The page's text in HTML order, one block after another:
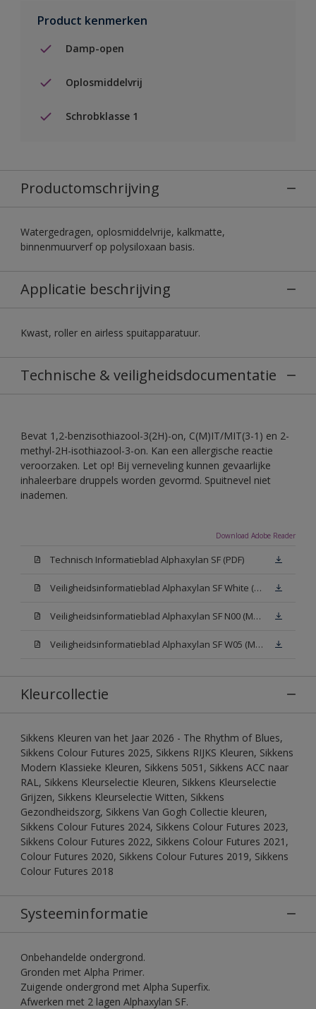
Product kenmerken
Damp-open
Oplosmiddelvrij
Schrobklasse 1
Productomschrijving
Watergedragen, oplosmiddelvrije, kalkmatte,
binnenmuurverf op polysiloxaan basis.
Applicatie beschrijving
Kwast, roller en airless spuitapparatuur.
Technische & veiligheidsdocumentatie
Bevat 1,2-benzisothiazool-3(2H)-on, C(M)IT/MIT(3-1) en 2-
methyl-2H-isothiazool-3-on. Kan een allergische reactie
veroorzaken. Let op! Bij verneveling kunnen gevaarlijke
inhaleerbare druppels worden gevormd. Spuitnevel niet
inademen.
Download Adobe Reader
Technisch Informatieblad Alphaxylan SF (PDF)
Veiligheidsinformatieblad Alphaxylan SF White (MSDS)
Veiligheidsinformatieblad Alphaxylan SF N00 (MSDS)
Veiligheidsinformatieblad Alphaxylan SF W05 (MSDS)
Kleurcollectie
Sikkens Kleuren van het Jaar 2026 - The Rhythm of Blues,
Sikkens Colour Futures 2025, Sikkens RIJKS Kleuren, Sikkens
Modern Klassieke Kleuren, Sikkens 5051, Sikkens ACC naar
RAL, Sikkens Kleurselectie Kleuren, Sikkens Kleurselectie
Grijzen, Sikkens Kleurselectie Witten, Sikkens
Gezondheidszorg, Sikkens Van Gogh Collectie kleuren,
Sikkens Colour Futures 2024, Sikkens Colour Futures 2023,
Sikkens Colour Futures 2022, Sikkens Colour Futures 2021,
Colour Futures 2020, Sikkens Colour Futures 2019, Sikkens
Colour Futures 2018
Systeeminformatie
Onbehandelde ondergrond.
Gronden met Alpha Primer.
Zuigende ondergrond met Alpha Superfix.
Afwerken met 2 lagen Alphaxylan SF.